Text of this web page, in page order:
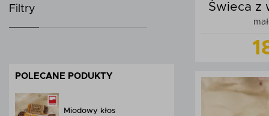
Filtry
POLECANE PODUKTY
Miodowy kłos
Świeca z